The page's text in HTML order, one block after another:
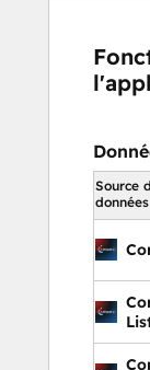
Source
données